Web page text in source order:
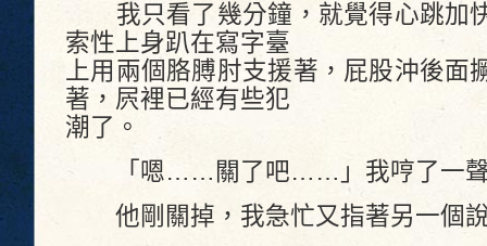
我只看了幾分鐘，就覺得心跳加
索性上身趴在寫字臺
上用兩個胳膊肘支援著，屁股沖後面
著，屄裡已經有些犯
潮了。
「嗯……關了吧……」我哼了一聲
他剛關掉，我急忙又指著另一個